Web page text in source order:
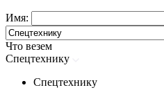
Имя:
Что везем
Спецтехнику
Спецтехнику